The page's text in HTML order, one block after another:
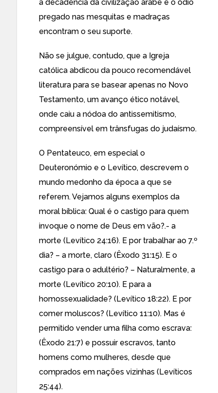
a decadência da civilização árabe e o ódio
pregado nas mesquitas e madraças
encontram o seu suporte.
Não se julgue, contudo, que a Igreja
católica abdicou da pouco recomendável
literatura para se basear apenas no Novo
Testamento, um avanço ético notável,
onde caiu a nódoa do antissemitismo,
compreensível em trânsfugas do judaísmo.
O Pentateuco, em especial o
Deuteronómio e o Levítico, descrevem o
mundo medonho da época a que se
referem. Vejamos alguns exemplos da
moral bíblica: Qual é o castigo para quem
invoque o nome de Deus em vão?.- a
morte (Levítico 24:16). E por trabalhar ao 7.º
dia? – a morte, claro (Êxodo 31:15). E o
castigo para o adultério? – Naturalmente, a
morte (Levítico 20:10). E para a
homossexualidade? (Levítico 18:22). E por
comer moluscos? (Levítico 11:10). Mas é
permitido vender uma filha como escrava:
(Êxodo 21:7) e possuir escravos, tanto
homens como mulheres, desde que
comprados em nações vizinhas (Levíticos
25:44).